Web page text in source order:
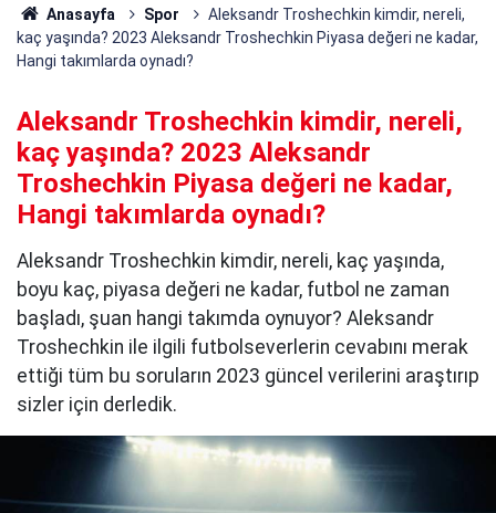
Anasayfa Spor
Aleksandr Troshechkin kimdir, nereli,
kaç yaşında? 2023 Aleksandr Troshechkin Piyasa değeri ne kadar,
Hangi takımlarda oynadı?
Aleksandr Troshechkin kimdir, nereli,
kaç yaşında? 2023 Aleksandr
Troshechkin Piyasa değeri ne kadar,
Hangi takımlarda oynadı?
Aleksandr Troshechkin kimdir, nereli, kaç yaşında,
boyu kaç, piyasa değeri ne kadar, futbol ne zaman
başladı, şuan hangi takımda oynuyor? Aleksandr
Troshechkin ile ilgili futbolseverlerin cevabını merak
ettiği tüm bu soruların 2023 güncel verilerini araştırıp
sizler için derledik.